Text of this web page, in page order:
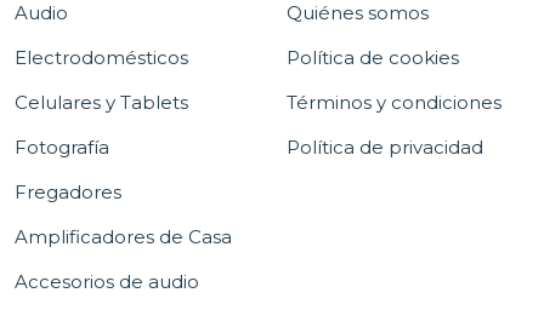
Audio
Electrodomésticos
Celulares y Tablets
Fotografía
Fregadores
Amplificadores de Casa
Accesorios de audio
Quiénes somos
Política de cookies
Términos y condiciones
Política de privacidad